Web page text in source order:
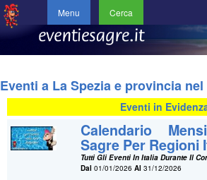
Menu Cerca
Eventi a La Spezia e provincia
Eventi in
Calendario
Sagre Per Regioni
Tutti Gli Eventi In Italia Durante Il
Dal 01/01/2026Al 31/12/2026